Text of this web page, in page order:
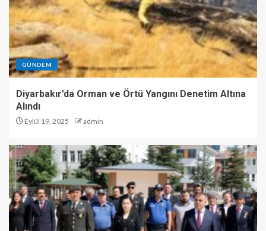
GÜNDEM
Diyarbakır’da Orman ve Örtü Yangını Denetim Altına
Alındı
Eylül 19, 2025 admin